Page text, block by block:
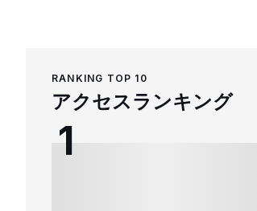
RANKING TOP 10
アクセスランキング